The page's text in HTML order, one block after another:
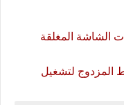
المزدوج لتشغيل